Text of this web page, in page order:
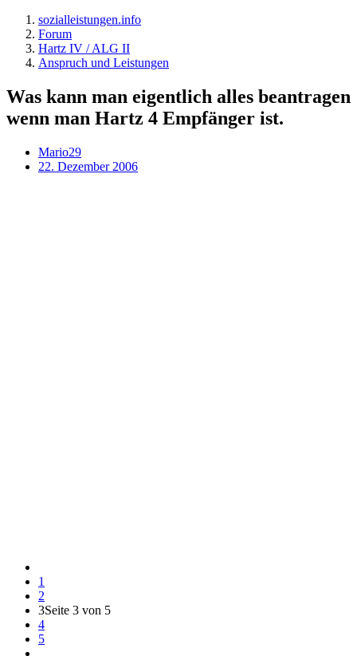
sozialleistungen.info
Forum
Hartz IV / ALG II
Anspruch und Leistungen
Was kann man eigentlich alles beantragen
wenn man Hartz 4 Empfänger ist.
Mario29
22. Dezember 2006
1
2
3Seite 3 von 5
4
5